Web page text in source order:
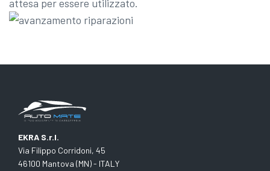
attesa per essere utilizzato.
EKRA S.r.l.
Via Filippo Corridoni, 45
46100 Mantova (MN) - ITALY